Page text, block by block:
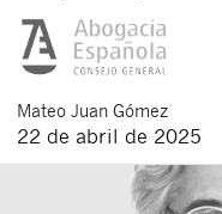
Mateo Juan Gómez
22 de abril de 2025